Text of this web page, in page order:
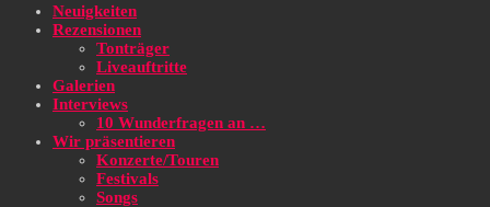
Neuigkeiten
Rezensionen
Tonträger
Liveauftritte
Galerien
Interviews
10 Wunderfragen an …
Wir präsentieren
Konzerte/Touren
Festivals
Songs